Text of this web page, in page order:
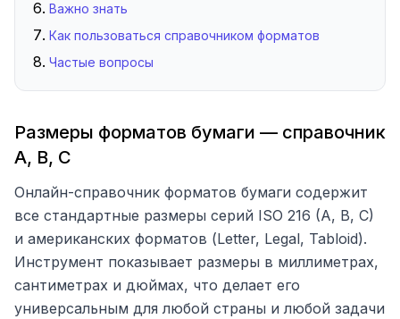
Важно знать
Как пользоваться справочником форматов
Частые вопросы
Размеры форматов бумаги — справочник
A, B, C
Онлайн-справочник форматов бумаги содержит
все стандартные размеры серий ISO 216 (A, B, C)
и американских форматов (Letter, Legal, Tabloid).
Инструмент показывает размеры в миллиметрах,
сантиметрах и дюймах, что делает его
универсальным для любой страны и любой задачи